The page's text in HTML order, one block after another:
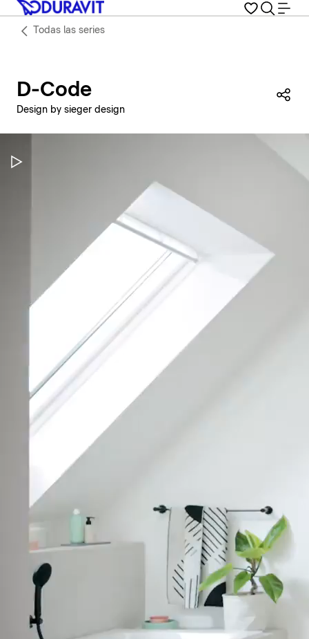
Todas las series
D-Code
Design by sieger design
Pausar vídeo